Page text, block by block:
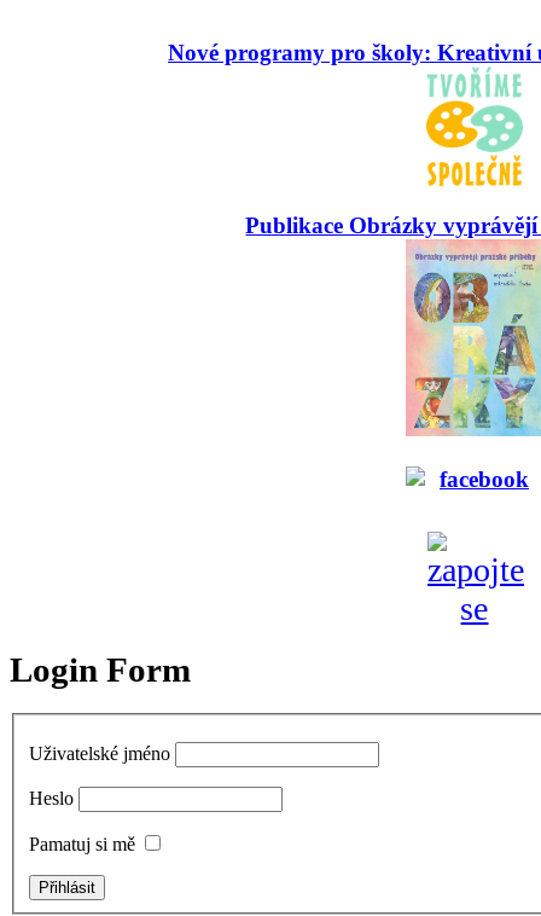
Nové programy pro školy: Kreativní
Publikace Obrázky
Login Form
Uživatelské jméno
Heslo
Pamatuj si mě